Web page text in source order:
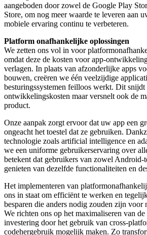
aangeboden door zowel de Google Play
Store, om nog meer waarde te leveren aan
mobiele ervaring continu te verbeteren.
Platform onafhankelijke oplossingen
We zetten ons vol in voor
omdat deze de kosten voor app-
verlagen. In plaats van afzonderlijke apps
bouwen, creëren we één veelzijdige
besturingssystemen feilloos werkt. Dit snijdt
ontwikkelingskosten maar versnelt ook de
product.
Onze aanpak zorgt ervoor dat uw app een
ongeacht het toestel dat ze gebruiken.
technologie zoals artificial intelligence en
we een uniforme gebruikerservaring over
betekent dat gebruikers van zowel Android-
genieten van dezelfde functionaliteiten en
Het implementeren van
ons in staat om efficiënt te werken en
besparen die anders nodig zouden zijn voor
We richten ons op het maximaliseren van
investering door het gebruik van cross-
codehergebruik mogelijk maken. Zo